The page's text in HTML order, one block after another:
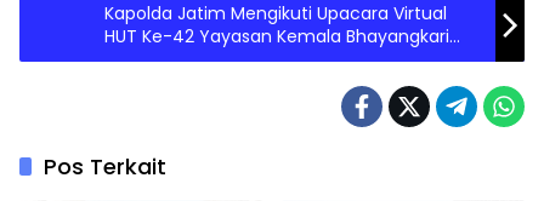
Kapolda Jatim Mengikuti Upacara Virtual
HUT Ke-42 Yayasan Kemala Bhayangkari
Tahun 2022 di Mapolda Jatim
Pos Terkait